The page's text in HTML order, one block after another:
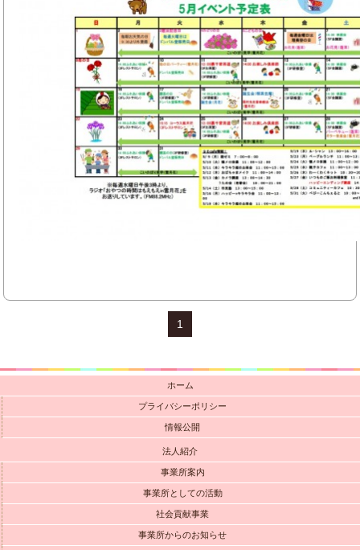
1
ホーム
プライバシーポリシー
情報公開
法人紹介
事業所案内
事業所としての活動
社会貢献事業
事業所からのお知らせ